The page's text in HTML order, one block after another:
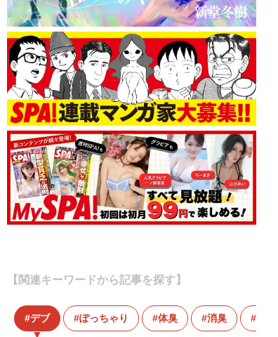
【関連キーワードから記事を探す】
デブ ぽっちゃり 体臭 消臭